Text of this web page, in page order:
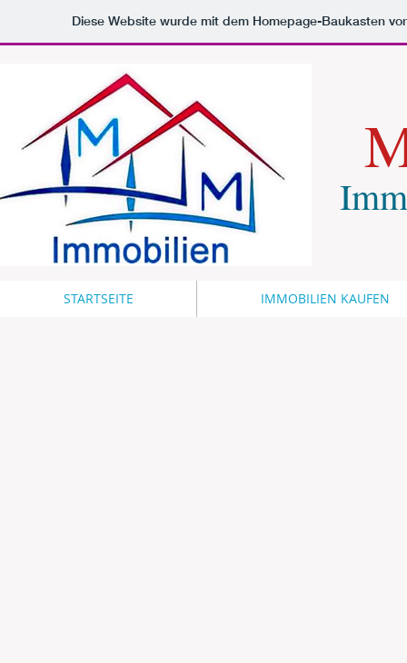
Diese Website wurde mit dem Homepage-Baukasten
STARTSEITE IMMOBILIEN KAUFEN